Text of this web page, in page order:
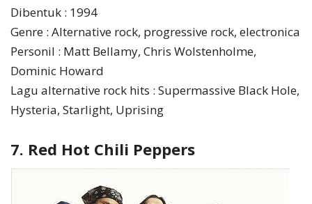
Dibentuk : 1994
Genre : Alternative rock, progressive rock, electronica
Personil : Matt Bellamy, Chris Wolstenholme,
Dominic Howard
Lagu alternative rock hits : Supermassive Black Hole,
Hysteria, Starlight, Uprising
7. Red Hot Chili Peppers